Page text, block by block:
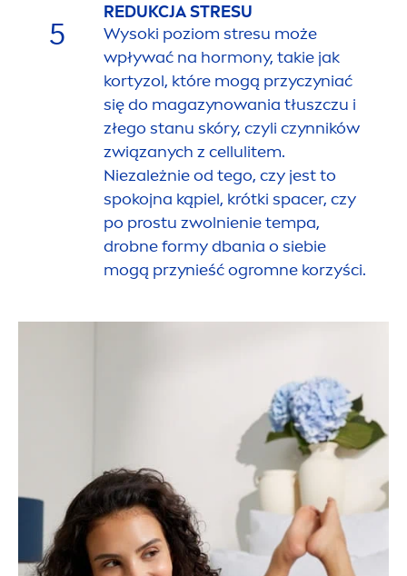
5
REDUKCJA STRESU
Wysoki poziom stresu może
wpływać na hormony, takie jak
kortyzol, które mogą przyczyniać
się do magazynowania tłuszczu i
złego stanu skóry, czyli czynników
związanych z cellulitem.
Niezależnie od tego, czy jest to
spokojna kąpiel, krótki spacer, czy
po prostu zwolnienie tempa,
drobne formy dbania o siebie
mogą przynieść ogromne korzyści.